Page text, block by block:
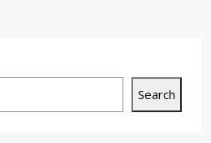
Search